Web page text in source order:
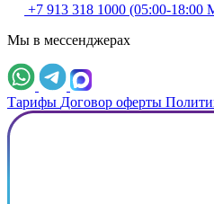
+7 913 318 1000 (05:00-
Мы в мессенджерах
Тарифы Договор оферты